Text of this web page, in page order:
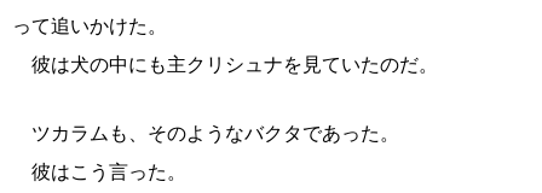
って追いかけた。
彼は犬の中にも主クリシュナを見ていたのだ。
ツカラムも、そのようなバクタであった。
彼はこう言った。